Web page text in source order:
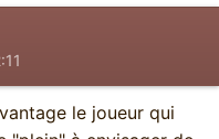
le joueur qui